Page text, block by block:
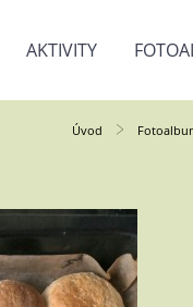
AKTIVITY
Úvod